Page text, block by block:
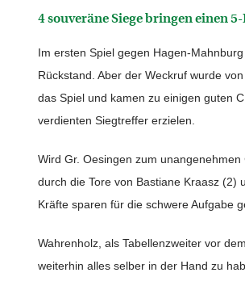
4 souveräne Siege bringen einen
Im ersten Spiel gegen Hagen-
Rückstand. Aber der Weckruf wurde
das Spiel und kamen zu einigen guten
verdienten Siegtreffer erzielen.
Wird Gr. Oesingen zum
durch die Tore von Bastiane Kraasz (2)
Kräfte sparen für die schwere Aufgabe
Wahrenholz, als Tabellenzweiter vor
weiterhin alles selber in der Hand zu